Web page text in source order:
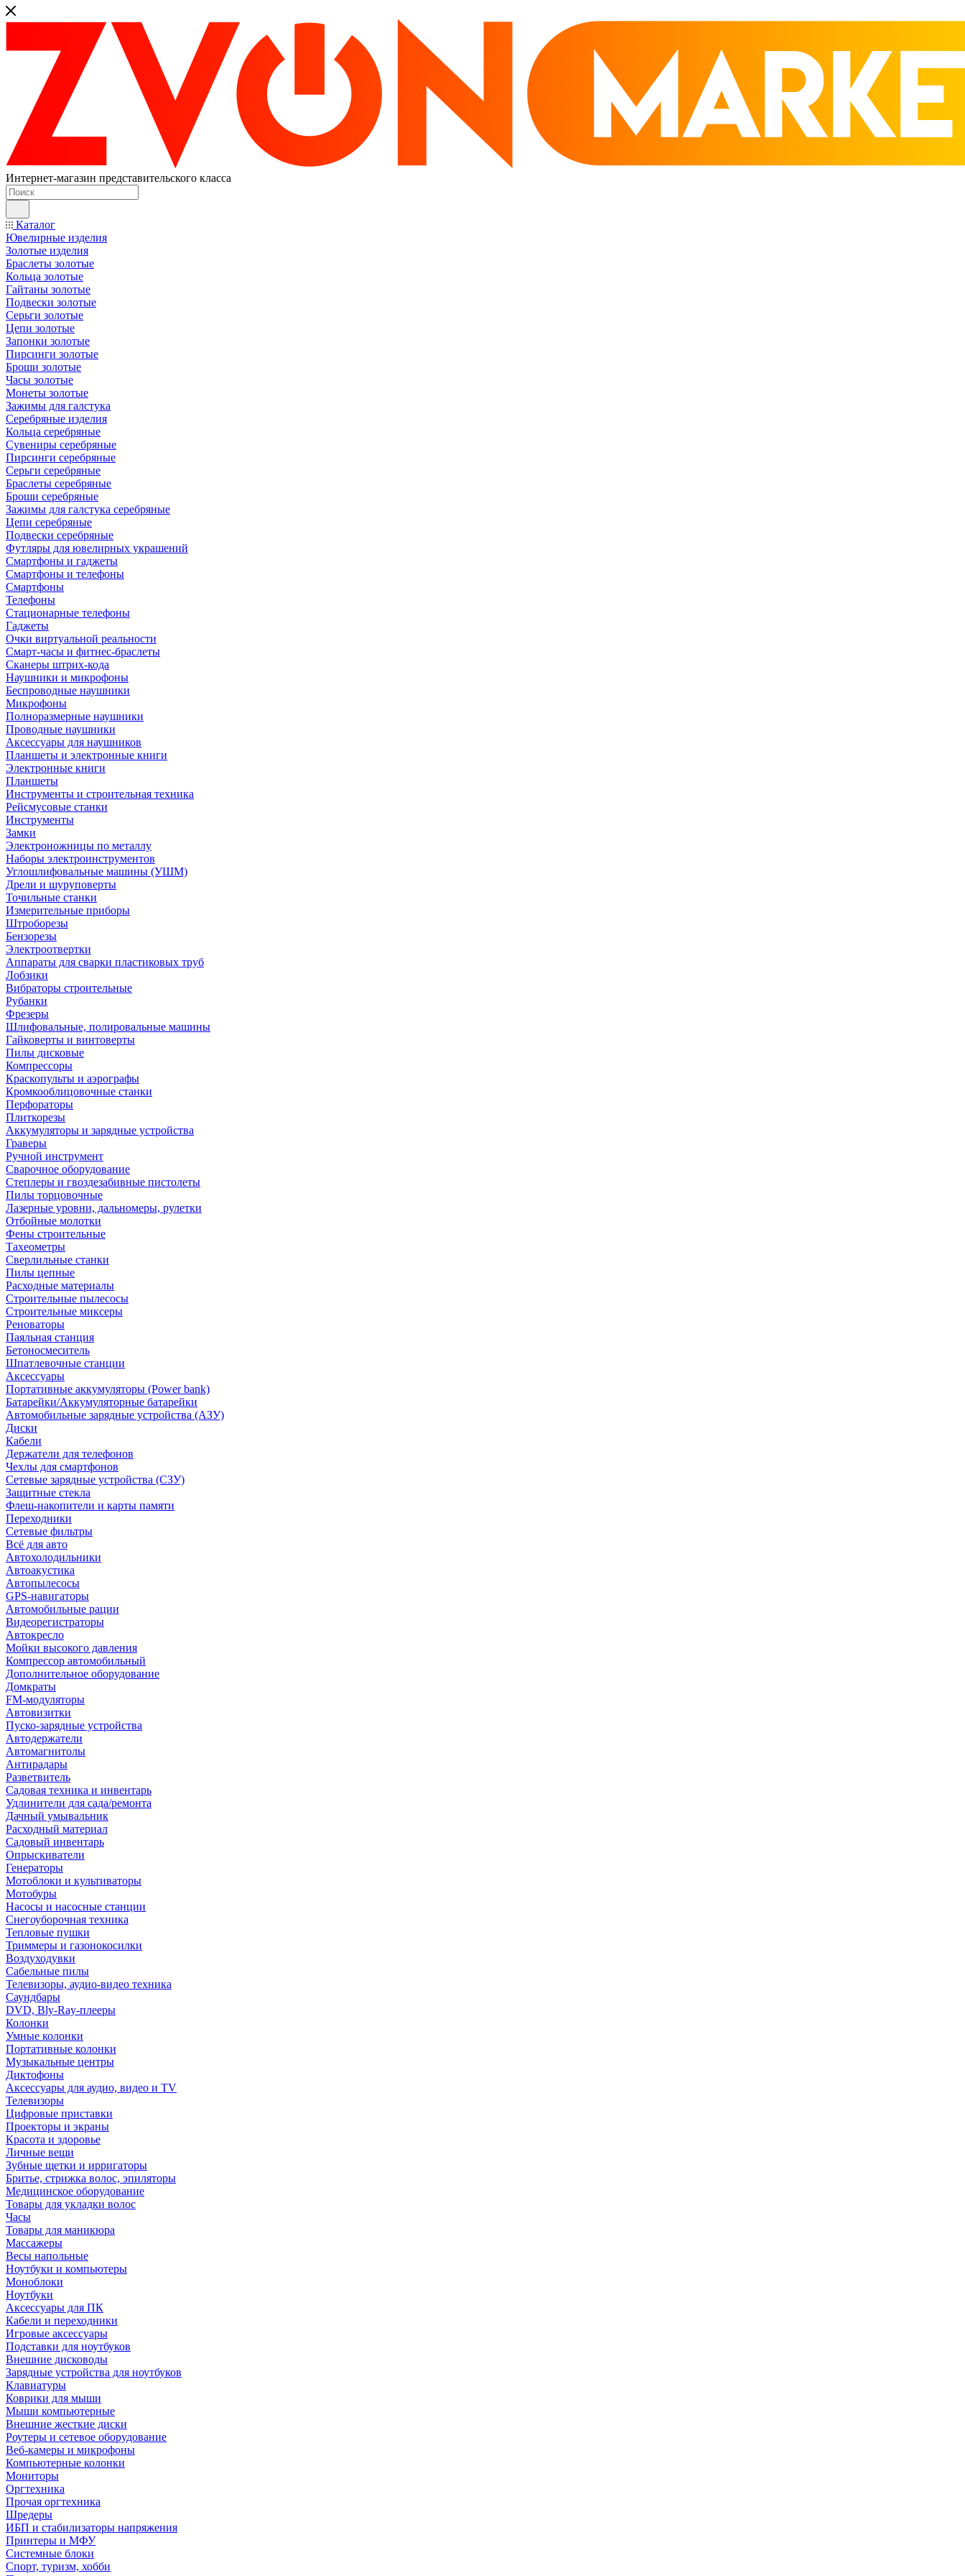
Интернет-магазин представительского класса
Каталог
Ювелирные изделия
Золотые изделия
Браслеты золотые
Кольца золотые
Гайтаны золотые
Подвески золотые
Серьги золотые
Цепи золотые
Запонки золотые
Пирсинги золотые
Броши золотые
Часы золотые
Монеты золотые
Зажимы для галстука
Серебряные изделия
Кольца серебряные
Сувениры серебряные
Пирсинги серебряные
Серьги серебряные
Браслеты серебряные
Броши серебряные
Зажимы для галстука серебряные
Цепи серебряные
Подвески серебряные
Футляры для ювелирных украшений
Смартфоны и гаджеты
Смартфоны и телефоны
Смартфоны
Телефоны
Стационарные телефоны
Гаджеты
Очки виртуальной реальности
Смарт-часы и фитнес-браслеты
Сканеры штрих-кода
Наушники и микрофоны
Беспроводные наушники
Микрофоны
Полноразмерные наушники
Проводные наушники
Аксессуары для наушников
Планшеты и электронные книги
Электронные книги
Планшеты
Инструменты и строительная техника
Рейсмусовые станки
Инструменты
Замки
Электроножницы по металлу
Наборы электроинструментов
Углошлифовальные машины (УШМ)
Дрели и шуруповерты
Точильные станки
Измерительные приборы
Штроборезы
Бензорезы
Электроотвертки
Аппараты для сварки пластиковых труб
Лобзики
Вибраторы строительные
Рубанки
Фрезеры
Шлифовальные, полировальные машины
Гайковерты и винтоверты
Пилы дисковые
Компрессоры
Краскопульты и аэрографы
Кромкооблицовочные станки
Перфораторы
Плиткорезы
Аккумуляторы и зарядные устройства
Граверы
Ручной инструмент
Сварочное оборудование
Степлеры и гвоздезабивные пистолеты
Пилы торцовочные
Лазерные уровни, дальномеры, рулетки
Отбойные молотки
Фены строительные
Тахеометры
Сверлильные станки
Пилы цепные
Расходные материалы
Строительные пылесосы
Строительные миксеры
Реноваторы
Паяльная станция
Бетоносмеситель
Шпатлевочные станции
Аксессуары
Портативные аккумуляторы (Power bank)
Батарейки/Аккумуляторные батарейки
Автомобильные зарядные устройства (АЗУ)
Диски
Кабели
Держатели для телефонов
Чехлы для смартфонов
Сетевые зарядные устройства (СЗУ)
Защитные стекла
Флеш-накопители и карты памяти
Переходники
Сетевые фильтры
Всё для авто
Автохолодильники
Автоакустика
Автопылесосы
GPS-навигаторы
Автомобильные рации
Видеорегистраторы
Автокресло
Мойки высокого давления
Компрессор автомобильный
Дополнительное оборудование
Домкраты
FM-модуляторы
Автовизитки
Пуско-зарядные устройства
Автодержатели
Автомагнитолы
Антирадары
Разветвитель
Садовая техника и инвентарь
Удлинители для сада/ремонта
Дачный умывальник
Расходный материал
Садовый инвентарь
Опрыскиватели
Генераторы
Мотоблоки и культиваторы
Мотобуры
Насосы и насосные станции
Снегоуборочная техника
Тепловые пушки
Триммеры и газонокосилки
Воздуходувки
Сабельные пилы
Телевизоры, аудио-видео техника
Саундбары
DVD, Bly-Ray-плееры
Колонки
Умные колонки
Портативные колонки
Музыкальные центры
Диктофоны
Аксессуары для аудио, видео и TV
Телевизоры
Цифровые приставки
Проекторы и экраны
Красота и здоровье
Личные вещи
Зубные щетки и ирригаторы
Бритье, стрижка волос, эпиляторы
Медицинское оборудование
Товары для укладки волос
Часы
Товары для маникюра
Массажеры
Весы напольные
Ноутбуки и компьютеры
Моноблоки
Ноутбуки
Аксессуары для ПК
Кабели и переходники
Игровые аксессуары
Подставки для ноутбуков
Внешние дисководы
Зарядные устройства для ноутбуков
Клавиатуры
Коврики для мыши
Мыши компьютерные
Внешние жесткие диски
Роутеры и сетевое оборудование
Веб-камеры и микрофоны
Компьютерные колонки
Мониторы
Оргтехника
Прочая оргтехника
Шредеры
ИБП и стабилизаторы напряжения
Принтеры и МФУ
Системные блоки
Спорт, туризм, хобби